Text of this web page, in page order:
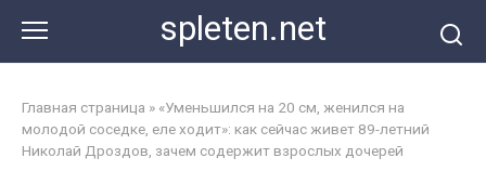
контенту
spleten.net
Главная страница » «Уменьшился на 20 см, женился на
молодой соседке, еле ходит»: как сейчас живет 89-летний
Николай Дроздов, зачем содержит взрослых дочерей